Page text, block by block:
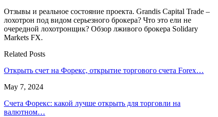
Отзывы и реальное состояние проекта. Grandis Capital Trade –
лохотрон под видом серьезного брокера? Что это ели не
очередной лохотронщик? Обзор лживого брокера Solidary
Markets FX.
Related Posts
Открыть счет на Форекс, открытие торгового счета Forex…
May 7, 2024
Счета Форекс: какой лучше открыть для торговли на
валютном…